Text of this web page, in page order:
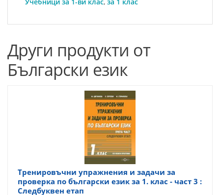
Други продукти от
Български език
Тренировъчни упражнения и задачи за
проверка по български език за 1. клас - част 3 :
Следбуквен етап